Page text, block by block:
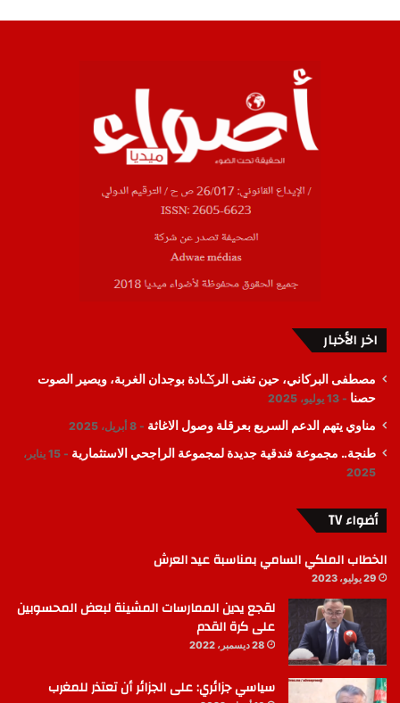
اخر الأخبار
مصطفى البركاني، حين تغنى الرݣادة بوجدان الغربة، ويصير الصوت
حصنا
13 يوليو، 2025
مناوي يتهم الدعم السريع بعرقلة وصول الاغاثة 8 أبريل، 2025
طنجة.. مجموعة فندقية جديدة لمجموعة الراجحي الاستثمارية
15 يناير،
2025
أضواء TV
الخطاب الملكي السامي بمناسبة عيد العرش
29 يوليو، 2023
لقجع يدين الممارسات المشينة لبعض المحسوبين
على كرة القدم
28 ديسمبر، 2022
سياسي جزائري: على الجزائر أن تعتذر للمغرب